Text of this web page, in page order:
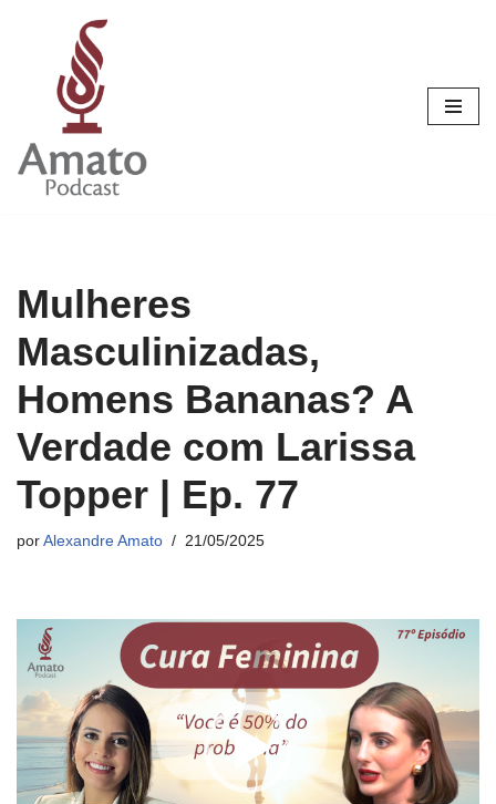
conteúdo
Mulheres
Masculinizadas,
Homens Bananas? A
Verdade com Larissa
Topper | Ep. 77
por Alexandre Amato 21/05/2025
a
d
r